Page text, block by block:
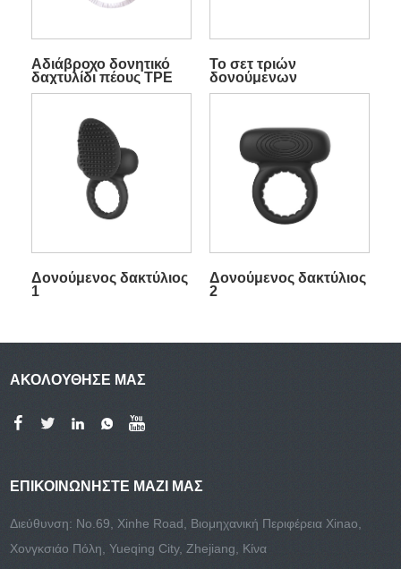
Αδιάβροχο δονητικό
δαχτυλίδι πέους TPE
Το σετ τριών
δονούμενων
δαχτυλιδιών
γλώσσας και δακτύλου
Δονούμενος δακτύλιος
1
Δονούμενος δακτύλιος
2
ΑΚΟΛΟΥΘΗΣΕ ΜΑΣ
ΕΠΙΚΟΙΝΩΝΉΣΤΕ ΜΑΖΊ ΜΑΣ
Διεύθυνση: No.69, Xinhe Road, Βιομηχανική Περιφέρεια Xinao,
Χονγκσιάο Πόλη, Yueqing City, Zhejiang, Κίνα